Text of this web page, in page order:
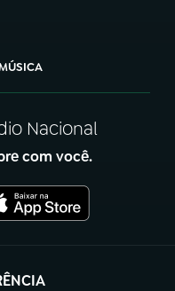
Nacional
com você.
em nova aba)